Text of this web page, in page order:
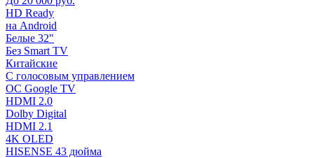
HD Ready
на Android
Белые 32"
Без Smart TV
Китайские
С голосовым управлением
ОС Google TV
HDMI 2.0
Dolby Digital
HDMI 2.1
4K OLED
HISENSE 43 дюйма